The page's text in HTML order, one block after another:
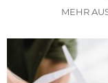
MEHR